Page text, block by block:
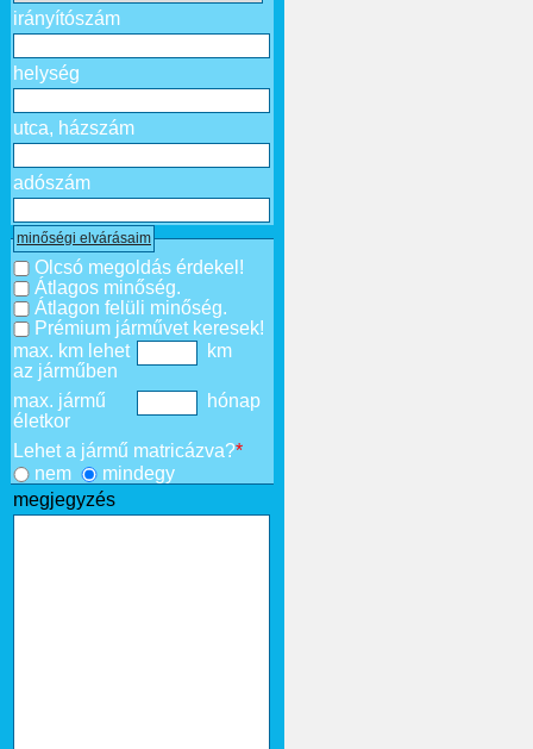
irányítószám
helység
utca, házszám
adószám
minőségi elvárásaim
Olcsó megoldás érdekel!
Átlagos minőség.
Átlagon felüli minőség.
Prémium járművet keresek!
max. km lehet
az járműben
km
max. jármű
életkor
hónap
Lehet a jármű matricázva?*
nem
mindegy
megjegyzés